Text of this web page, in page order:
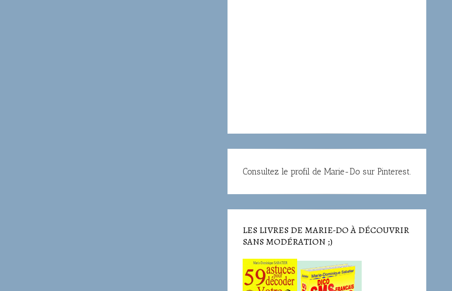
Consultez le profil de Marie-Do sur Pinterest.
LES LIVRES DE MARIE-DO À DÉCOUVRIR
SANS MODÉRATION ;)